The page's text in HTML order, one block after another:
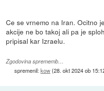
Ce se vrnemo na Iran. Ocitno
akcije ne bo takoj ali pa je
pripisal kar Izraelu.
Zgodovina sprememb…
spremenil:kow(28. okt 2024 ob